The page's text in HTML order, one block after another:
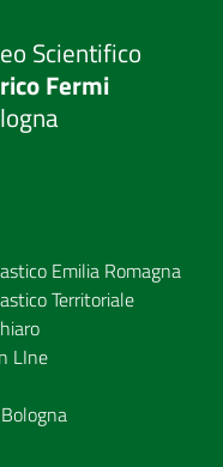
Scientifico
Fermi
Emilia Romagna
Territoriale
LIne